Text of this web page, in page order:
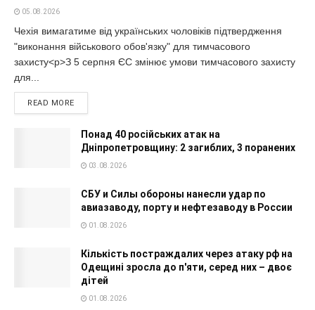
05.08.2026
Чехія вимагатиме від українських чоловіків підтвердження
"виконання військового обов'язку" для тимчасового
захисту<p>З 5 серпня ЄС змінює умови тимчасового захисту
для...
READ MORE
Понад 40 російських атак на
Дніпропетровщину: 2 загиблих, 3 поранених
03.08.2026
СБУ и Силы обороны нанесли удар по
авиазаводу, порту и нефтезаводу в России
01.08.2026
Кількість постраждалих через атаку рф на
Одещині зросла до п'яти, серед них – двоє
дітей
01.08.2026